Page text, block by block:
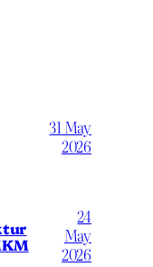
31 May
2026
24
May
2026